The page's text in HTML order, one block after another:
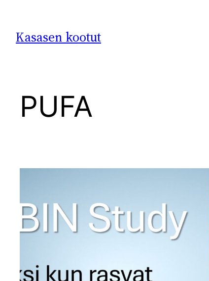
Kasasen kootut
PUFA